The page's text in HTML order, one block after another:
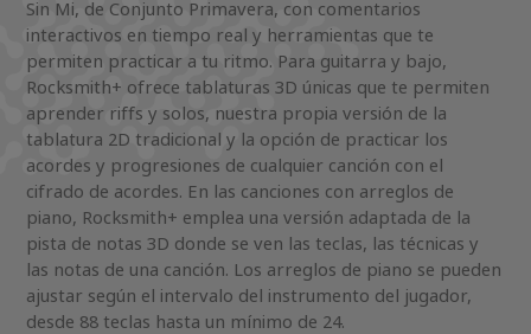
Sin Mi, de Conjunto Primavera, con comentarios
interactivos en tiempo real y herramientas que te
permiten practicar a tu ritmo. Para guitarra y bajo,
Rocksmith+ ofrece tablaturas 3D únicas que te permiten
aprender riffs y solos, nuestra propia versión de la
tablatura 2D tradicional y la opción de practicar los
acordes y progresiones de cualquier canción con el
cifrado de acordes. En las canciones con arreglos de
piano, Rocksmith+ emplea una versión adaptada de la
pista de notas 3D donde se ven las teclas, las técnicas y
las notas de una canción. Los arreglos de piano se pueden
ajustar según el intervalo del instrumento del jugador,
desde 88 teclas hasta un mínimo de 24.